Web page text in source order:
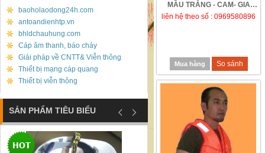
MẦU TRẮNG - CAM- GIA
CẠNH TRANH
liên hệ theo số : 0969580896
Mua hàng So sánh
baoholaodong24h.com
antoandienhtp.vn
bhldchauhung.com
Cáp âm thanh, báo cháy
Giải pháp về CNTT& Viễn thông
Thiết bị mạng cáp quang
Thiết bị viễn thông
SẢN PHẨM TIÊU BIỂU